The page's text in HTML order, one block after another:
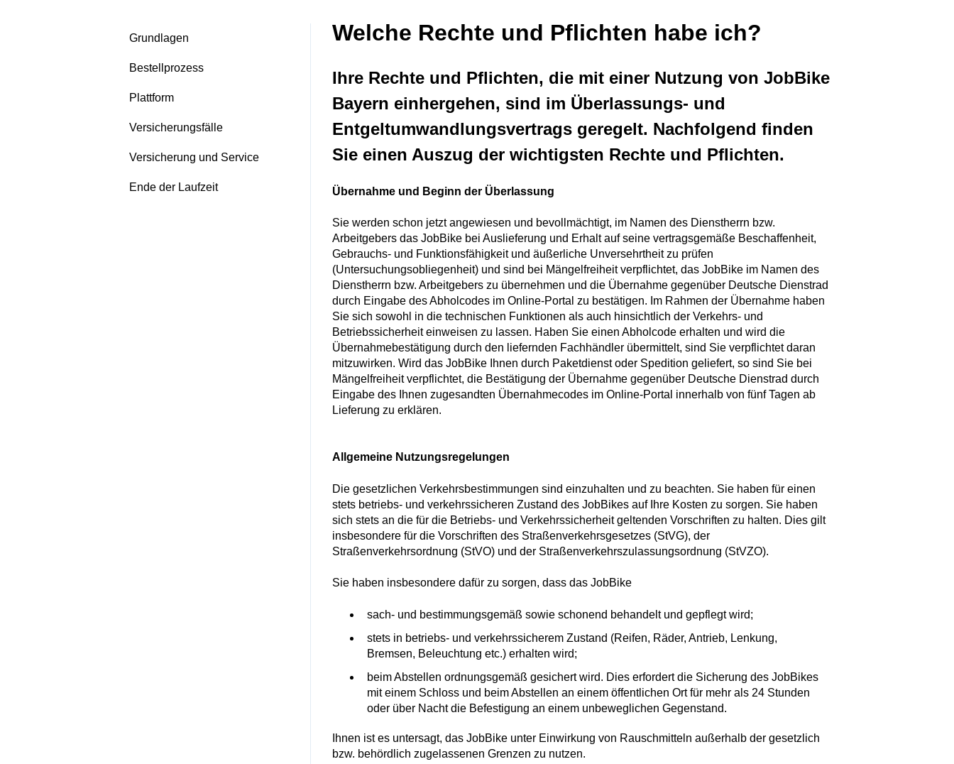
Welche Rechte und Pflichten habe ich?
Ihre Rechte und Pflichten, die mit einer Nutzung von JobBike
Bayern einhergehen, sind im Überlassungs- und
Entgeltumwandlungsvertrags geregelt. Nachfolgend finden
Sie einen Auszug der wichtigsten Rechte und Pflichten.
Übernahme und Beginn der Überlassung
Sie werden schon jetzt angewiesen und bevollmächtigt, im Namen des Dienstherrn bzw.
Arbeitgebers das JobBike bei Auslieferung und Erhalt auf seine vertragsgemäße Beschaffenheit,
Gebrauchs- und Funktionsfähigkeit und äußerliche Unversehrtheit zu prüfen
(Untersuchungsobliegenheit) und sind bei Mängelfreiheit verpflichtet, das JobBike im Namen des
Dienstherrn bzw. Arbeitgebers zu übernehmen und die Übernahme gegenüber Deutsche Dienstrad
durch Eingabe des Abholcodes im Online-Portal zu bestätigen. Im Rahmen der Übernahme haben
Sie sich sowohl in die technischen Funktionen als auch hinsichtlich der Verkehrs- und
Betriebssicherheit einweisen zu lassen. Haben Sie einen Abholcode erhalten und wird die
Übernahmebestätigung durch den liefernden Fachhändler übermittelt, sind Sie verpflichtet daran
mitzuwirken. Wird das JobBike Ihnen durch Paketdienst oder Spedition geliefert, so sind Sie bei
Mängelfreiheit verpflichtet, die Bestätigung der Übernahme gegenüber Deutsche Dienstrad durch
Eingabe des Ihnen zugesandten Übernahmecodes im Online-Portal innerhalb von fünf Tagen ab
Lieferung zu erklären.
Allgemeine Nutzungsregelungen
Die gesetzlichen Verkehrsbestimmungen sind einzuhalten und zu beachten. Sie haben für einen
stets betriebs- und verkehrssicheren Zustand des JobBikes auf Ihre Kosten zu sorgen. Sie haben
sich stets an die für die Betriebs- und Verkehrssicherheit geltenden Vorschriften zu halten. Dies gilt
insbesondere für die Vorschriften des Straßenverkehrsgesetzes (StVG), der
Straßenverkehrsordnung (StVO) und der Straßenverkehrszulassungsordnung (StVZO).
Sie haben insbesondere dafür zu sorgen, dass das JobBike
sach- und bestimmungsgemäß sowie schonend behandelt und gepflegt wird;
stets in betriebs- und verkehrssicherem Zustand (Reifen, Räder, Antrieb, Lenkung,
Bremsen, Beleuchtung etc.) erhalten wird;
beim Abstellen ordnungsgemäß gesichert wird. Dies erfordert die Sicherung des JobBikes
mit einem Schloss und beim Abstellen an einem öffentlichen Ort für mehr als 24 Stunden
oder über Nacht die Befestigung an einem unbeweglichen Gegenstand.
Ihnen ist es untersagt, das JobBike unter Einwirkung von Rauschmitteln außerhalb der gesetzlich
bzw. behördlich zugelassenen Grenzen zu nutzen.
Grundlagen
Bestellprozess
Plattform
Versicherungsfälle
Versicherung und Service
Ende der Laufzeit